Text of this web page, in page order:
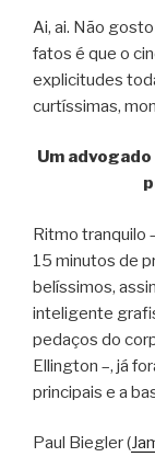
Ai, ai. Não
fatos é que o
explicitudes
curtíssimas,
Um
Ritmo tranquilo
15 minutos de
belíssimos,
inteligente
pedaços do
Ellington –, já
principais e a
Paul Biegler (